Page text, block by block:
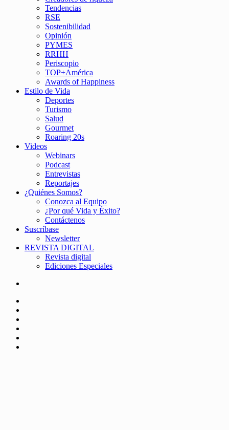
Tendencias
RSE
Sostenibilidad
Opinión
PYMES
RRHH
Periscopio
TOP+América
Awards of Happiness
Estilo de Vida
Deportes
Turismo
Salud
Gourmet
Roaring 20s
Videos
Webinars
Podcast
Entrevistas
Reportajes
¿Quiénes Somos?
Conozca al Equipo
¿Por qué Vida y Éxito?
Contáctenos
Suscríbase
Newsletter
REVISTA DIGITAL
Revista digital
Ediciones Especiales